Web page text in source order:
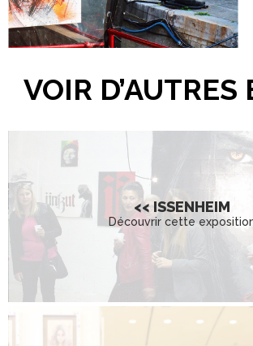
VOIR D’AUTRES
<< ISSENHEIM
Découvrir cette